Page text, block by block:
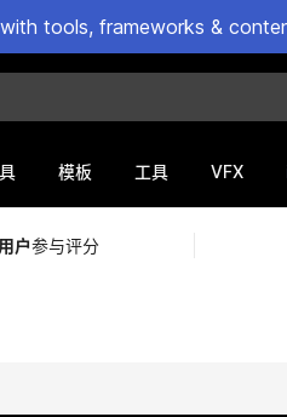
tools, frameworks &
模板 工具 VFX
户参与评分